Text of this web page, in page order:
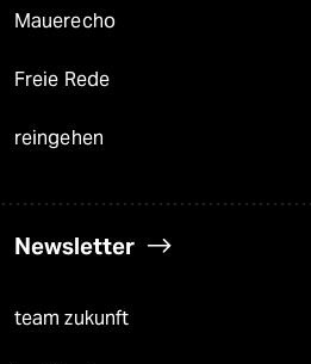
Mauerecho
Freie Rede
reingehen
Newsletter
team zukunft